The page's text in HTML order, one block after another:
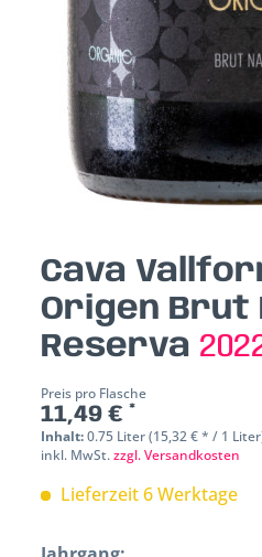
Cava
Origen Brut
Reserva
Preis pro Flasche
11,49 € *
Inhalt:0.75 Liter (15,32 € * / 1
inkl. MwSt.zzgl. Versandkosten
Lieferzeit 6 Werktage